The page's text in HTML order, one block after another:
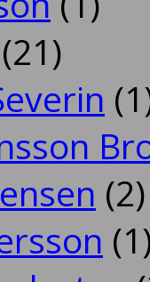
(21)
(2)